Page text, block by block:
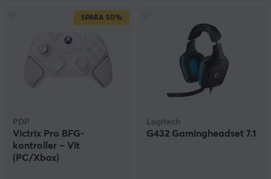
SPARA 50%
PDP
Victrix Pro BFG-
kontroller – Vit
(PC/Xbox)
Logitech
G432 Gamingheadset 7.1